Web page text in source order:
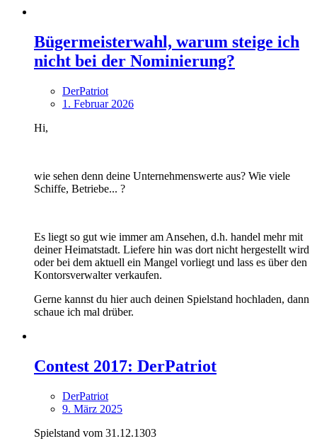
Bügermeisterwahl, warum steige ich
nicht bei der Nominierung?
DerPatriot
1. Februar 2026
Hi,
wie sehen denn deine Unternehmenswerte aus? Wie viele
Schiffe, Betriebe... ?
Es liegt so gut wie immer am Ansehen, d.h. handel mehr mit
deiner Heimatstadt. Liefere hin was dort nicht hergestellt wird
oder bei dem aktuell ein Mangel vorliegt und lass es über den
Kontorsverwalter verkaufen.
Gerne kannst du hier auch deinen Spielstand hochladen, dann
schaue ich mal drüber.
Contest 2017: DerPatriot
DerPatriot
9. März 2025
Spielstand vom 31.12.1303